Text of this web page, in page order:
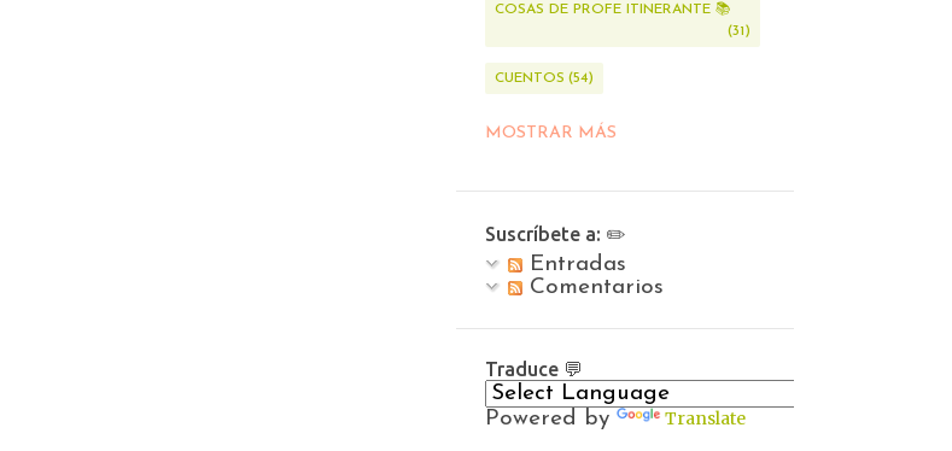
COSAS DE PROFE ITINERANTE 📚
31
CUENTOS 54
CUENTOS DE BROCELIANDA
20
DE TODAS LAS CRIATURAS QUE HABITAN EL REINO MÁGICO
EL BOSQUE EN LA LITERATURA 🍂
22
MOSTRAR MÁS
Suscríbete a: ✏️
Entradas
Comentarios
Traduce 💬
Powered by Translate